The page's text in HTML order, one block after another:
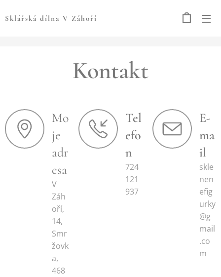
Sklářská dílna V Záhoří
Kontakt
Mo
je
adr
esa
V
Záh
oří,
14,
Smr
žovk
a,
468
Tel
efo
n
724
121
937
E-
ma
il
skle
nen
efig
urky
@g
mail
.co
m